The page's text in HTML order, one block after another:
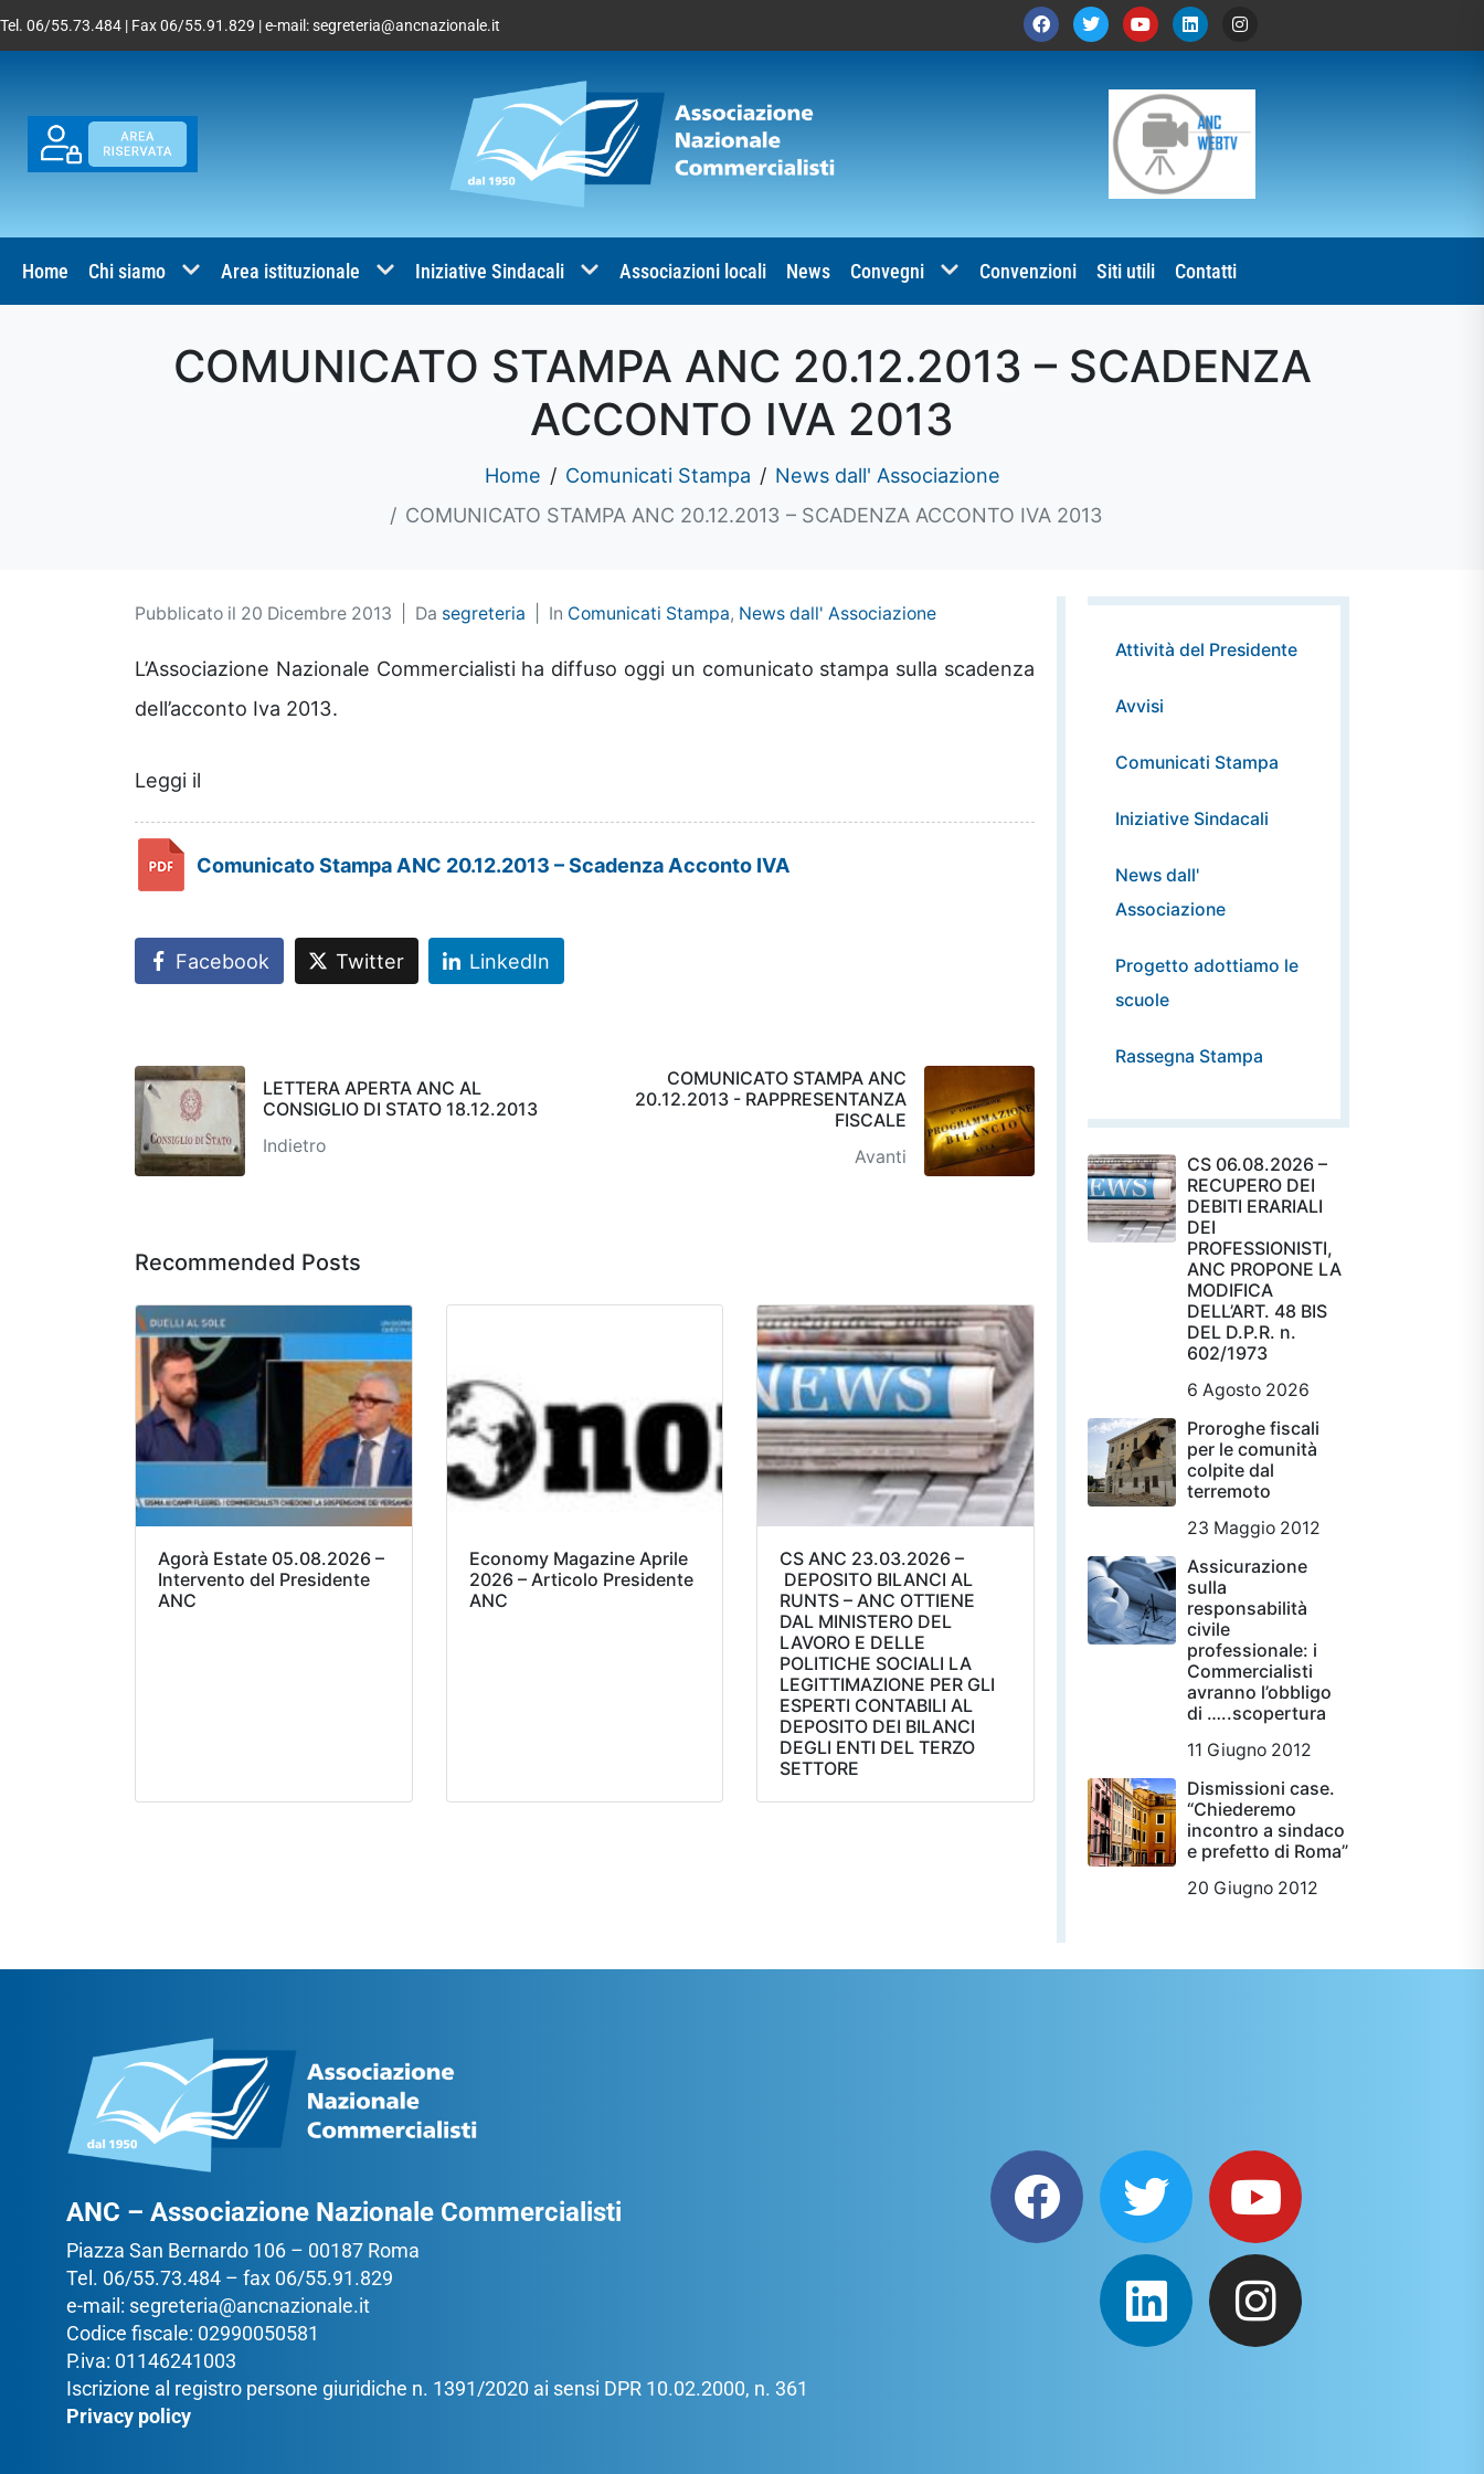
Tel. 06/55.73.484 | Fax 06/55.91.829 | e-mail:segreteria@ancnazionale.it
Home Chi siamo Area istituzionale Iniziative Sindacali Associazioni locali News Convegni Convenzioni Siti utili Contatti
COMUNICATO STAMPA ANC 20.12.2013 – SCADENZA
ACCONTO IVA 2013
Home Comunicati Stampa
News dall' Associazione
COMUNICATO STAMPA ANC 20.12.2013 – SCADENZA ACCONTO IVA 2013
Pubblicato il 20 Dicembre 2013 Da segreteria In Comunicati Stampa, News dall' Associazione
L’Associazione Nazionale Commercialisti ha diffuso oggi un comunicato stampa sulla scadenza
dell’acconto Iva 2013.
Leggi il
Comunicato Stampa ANC 20.12.2013 – Scadenza Acconto IVA
Facebook Twitter LinkedIn
LETTERA APERTA ANC AL
CONSIGLIO DI STATO 18.12.2013
Indietro
COMUNICATO STAMPA ANC
20.12.2013 - RAPPRESENTANZA
FISCALE
Avanti
Recommended Posts
Agorà Estate 05.08.2026 –
Intervento del Presidente
ANC
Economy Magazine Aprile
2026 – Articolo Presidente
ANC
CS ANC 23.03.2026 –
DEPOSITO BILANCI AL
RUNTS – ANC OTTIENE
DAL MINISTERO DEL
LAVORO E DELLE
POLITICHE SOCIALI LA
LEGITTIMAZIONE PER GLI
ESPERTI CONTABILI AL
DEPOSITO DEI BILANCI
DEGLI ENTI DEL TERZO
SETTORE
Attività del Presidente
Avvisi
Comunicati Stampa
Iniziative Sindacali
News dall'
Associazione
Progetto adottiamo le
scuole
Rassegna Stampa
CS 06.08.2026 –
RECUPERO DEI
DEBITI ERARIALI
DEI
PROFESSIONISTI,
ANC PROPONE LA
MODIFICA
DELL’ART. 48 BIS
DEL D.P.R. n.
602/1973
6 Agosto 2026
Proroghe fiscali
per le comunità
colpite dal
terremoto
23 Maggio 2012
Assicurazione
sulla
responsabilità
civile
professionale: i
Commercialisti
avranno l’obbligo
di …..scopertura
11 Giugno 2012
Dismissioni case.
“Chiederemo
incontro a sindaco
e prefetto di Roma”
20 Giugno 2012
ANC – Associazione Nazionale Commercialisti
Piazza San Bernardo 106 – 00187 Roma
Tel. 06/55.73.484 – fax 06/55.91.829
e-mail: segreteria@ancnazionale.it
Codice fiscale: 02990050581
P.iva: 01146241003
Iscrizione al registro persone giuridiche n. 1391/2020 ai sensi DPR 10.02.2000, n. 361
Privacy policy